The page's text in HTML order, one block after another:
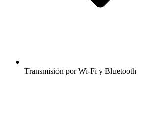
Transmisión por Wi-Fi y Bluetooth